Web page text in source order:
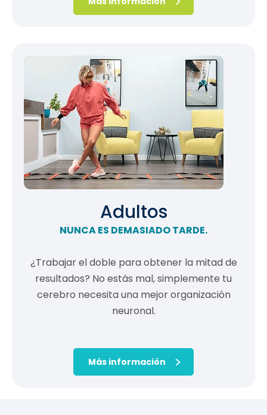
Adultos
NUNCA ES DEMASIADO TARDE.
¿Trabajar el doble para obtener la mitad de
resultados? No estás mal, simplemente tu
cerebro necesita una mejor organización
neuronal.
Más información